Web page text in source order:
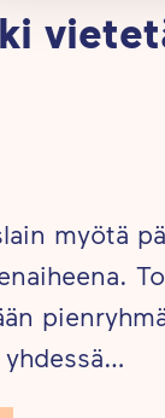
myötä